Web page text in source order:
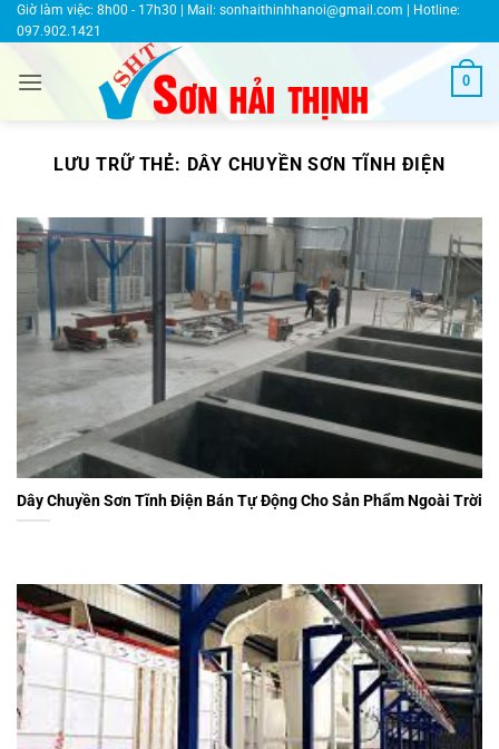
Bỏ
qua
dung
Giờ làm việc: 8h00 - 17h30 | Mail: sonhaithinhhanoi@gmail.com | Hotline:
097.902.1421
0
LƯU TRỮ THẺ: DÂY CHUYỀN SƠN TĨNH ĐIỆN
Dây Chuyền Sơn Tĩnh Điện Bán Tự Động Cho Sản Phẩm Ngoài Trời